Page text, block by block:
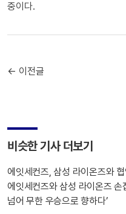
중이다.
← 이전글
비슷한 기사 더보기
에잇세컨즈, 삼성 라이온즈와
에잇세컨즈와 삼성 라이온즈 손
넘어 무한 우승으로 향하다’